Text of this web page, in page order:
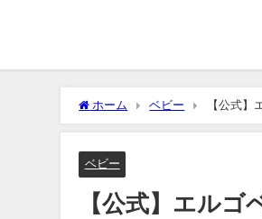
ホーム ベビー 【公式】
ベビー
【公式】エル